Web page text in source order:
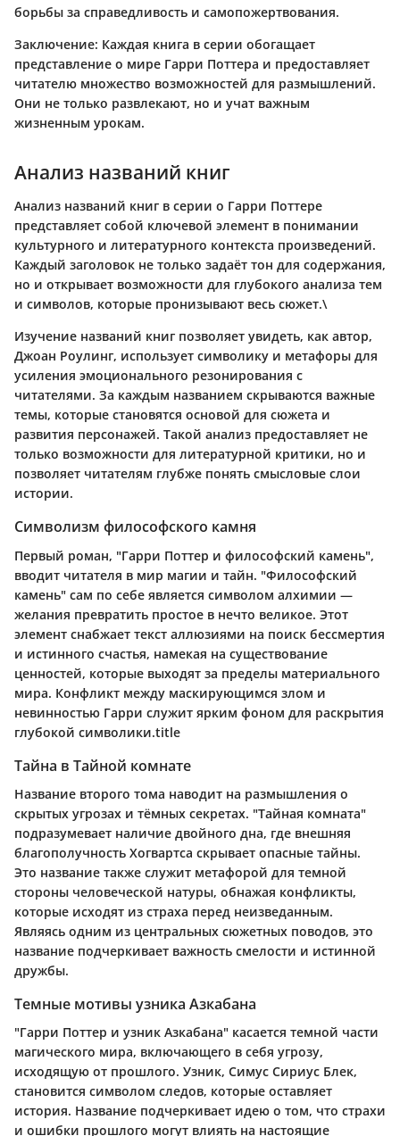
борьбы за справедливость и самопожертвования.
Заключение: Каждая книга в серии обогащает
представление о мире Гарри Поттера и предоставляет
читателю множество возможностей для размышлений.
Они не только развлекают, но и учат важным
жизненным урокам.
Анализ названий книг
Анализ названий книг в серии о Гарри Поттере
представляет собой ключевой элемент в понимании
культурного и литературного контекста произведений.
Каждый заголовок не только задаёт тон для содержания,
но и открывает возможности для глубокого анализа тем
и символов, которые пронизывают весь сюжет.\
Изучение названий книг позволяет увидеть, как автор,
Джоан Роулинг, использует символику и метафоры для
усиления эмоционального резонирования с
читателями. За каждым названием скрываются важные
темы, которые становятся основой для сюжета и
развития персонажей. Такой анализ предоставляет не
только возможности для литературной критики, но и
позволяет читателям глубже понять смысловые слои
истории.
Символизм философского камня
Первый роман, "Гарри Поттер и философский камень",
вводит читателя в мир магии и тайн. "Философский
камень" сам по себе является символом алхимии —
желания превратить простое в нечто великое. Этот
элемент снабжает текст аллюзиями на поиск бессмертия
и истинного счастья, намекая на существование
ценностей, которые выходят за пределы материального
мира. Конфликт между маскирующимся злом и
невинностью Гарри служит ярким фоном для раскрытия
глубокой символики.title
Тайна в Тайной комнате
Название второго тома наводит на размышления о
скрытых угрозах и тёмных секретах. "Тайная комната"
подразумевает наличие двойного дна, где внешняя
благополучность Хогвартса скрывает опасные тайны.
Это название также служит метафорой для темной
стороны человеческой натуры, обнажая конфликты,
которые исходят из страха перед неизведанным.
Являясь одним из центральных сюжетных поводов, это
название подчеркивает важность смелости и истинной
дружбы.
Темные мотивы узника Азкабана
"Гарри Поттер и узник Азкабана" касается темной части
магического мира, включающего в себя угрозу,
исходящую от прошлого. Узник, Симус Сириус Блек,
становится символом следов, которые оставляет
история. Название подчеркивает идею о том, что страхи
и ошибки прошлого могут влиять на настоящие